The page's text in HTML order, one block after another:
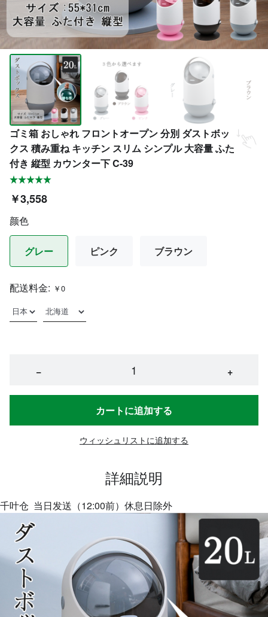
ゴミ箱 おしゃれ フロントオープン 分別 ダストボッ
クス 積み重ね キッチン スリム シンプル 大容量 ふた
付き 縦型 カウンター下 C-39
￥3,558
颜色
グレー ピンク ブラウン
配送料金: ￥0
− +
カートに追加する
ウィッシュリストに追加する
詳細説明
千叶仓 当日发送（12:00前）休息日除外